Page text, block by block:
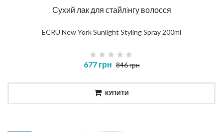
Сухий лак для стайлiнгу волосся
ECRU New York Sunlight Styling Spray 200ml
677 грн 846 грн
КУПИТИ